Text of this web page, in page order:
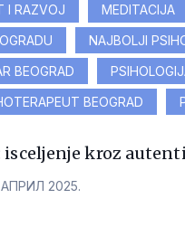
I RAZVOJ MEDITACIJA
NAJBOLJI
BEOGRAD
BEOGRAD
isceljenje kroz
АПРИЛ 2025.